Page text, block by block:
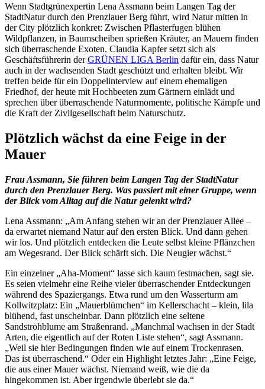
Wenn Stadtgrünexpertin Lena Assmann beim Langen Tag der
StadtNatur durch den Prenzlauer Berg führt, wird Natur mitten in
der City plötzlich konkret: Zwischen Pflasterfugen blühen
Wildpflanzen, in Baumscheiben sprießen Kräuter, an Mauern finden
sich überraschende Exoten. Claudia Kapfer setzt sich als
Geschäftsführerin derGRÜNEN LIGA Berlin dafür ein, dass Natur
auch in der wachsenden Stadt geschützt und erhalten bleibt. Wir
treffen beide für ein Doppelinterview auf einem ehemaligen
Friedhof, der heute mit Hochbeeten zum Gärtnern einlädt und
sprechen über überraschende Naturmomente, politische Kämpfe und
die Kraft der Zivilgesellschaft beim Naturschutz.
Plötzlich wächst da eine Feige in der
Mauer
Frau Assmann, Sie führen beim Langen Tag der StadtNatur
durch den Prenzlauer Berg. Was passiert mit einer Gruppe, wenn
der Blick vom Alltag auf die Natur gelenkt wird?
Lena Assmann: „Am Anfang stehen wir an der Prenzlauer Allee –
da erwartet niemand Natur auf den ersten Blick. Und dann gehen
wir los. Und plötzlich entdecken die Leute selbst kleine Pflänzchen
am Wegesrand. Der Blick schärft sich. Die Neugier wächst.“
Ein einzelner „Aha-Moment“ lasse sich kaum festmachen, sagt sie.
Es seien vielmehr eine Reihe vieler überraschender Entdeckungen
während des Spaziergangs. Etwa rund um den Wasserturm am
Kollwitzplatz: Ein „Mauerblümchen“ im Kellerschacht – klein, lila
blühend, fast unscheinbar. Dann plötzlich eine seltene
Sandstrohblume am Straßenrand. „Manchmal wachsen in der Stadt
Arten, die eigentlich auf der Roten Liste stehen“, sagt Assmann.
„Weil sie hier Bedingungen finden wie auf einem Trockenrasen.
Das ist überraschend.“ Oder ein Highlight letztes Jahr: „Eine Feige,
die aus einer Mauer wächst. Niemand weiß, wie die da
hingekommen ist. Aber irgendwie überlebt sie da.“